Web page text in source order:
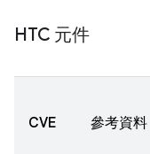
HTC 元件
CVE 參考資料